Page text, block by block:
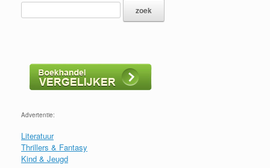
Advertentie:
Literatuur
Thrillers & Fantasy
Kind & Jeugd